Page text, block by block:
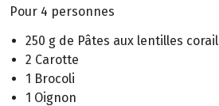
Pour 4 personnes
250 g de Pâtes aux lentilles corail
2 Carotte
1 Brocoli
1 Oignon